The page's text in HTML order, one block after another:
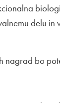
delu
nagrad bo